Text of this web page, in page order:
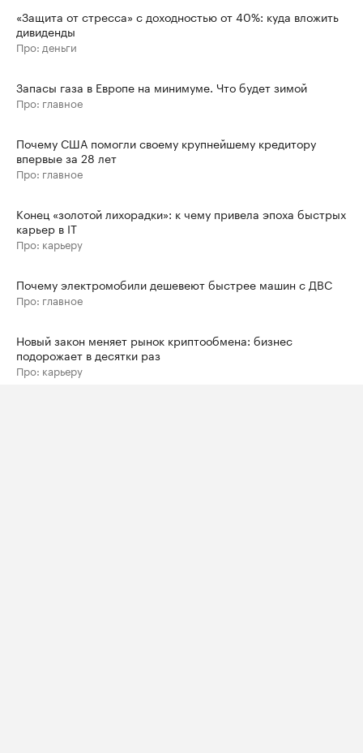
«Защита от стресса» с доходностью от 40%: куда вложить
дивиденды
Про: деньги
Запасы газа в Европе на минимуме. Что будет зимой
Про: главное
Почему США помогли своему крупнейшему кредитору
впервые за 28 лет
Про: главное
Конец «золотой лихорадки»: к чему привела эпоха быстрых
карьер в IT
Про: карьеру
Почему электромобили дешевеют быстрее машин с ДВС
Про: главное
Новый закон меняет рынок криптообмена: бизнес
подорожает в десятки раз
Про: карьеру